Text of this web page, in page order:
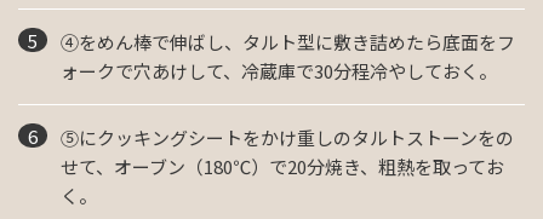
④をめん棒で伸ばし、タルト型に敷き詰めたら底面をフ
ォークで穴あけして、冷蔵庫で30分程冷やしておく。
⑤にクッキングシートをかけ重しのタルトストーンをの
せて、オーブン（180℃）で20分焼き、粗熱を取ってお
く。